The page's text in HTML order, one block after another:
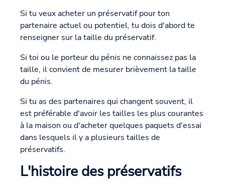
Si tu veux acheter un préservatif pour ton
partenaire actuel ou potentiel, tu dois d'abord te
renseigner sur la taille du préservatif.
Si toi ou le porteur du pénis ne connaissez pas la
taille, il convient de mesurer brièvement la taille
du pénis.
Si tu as des partenaires qui changent souvent, il
est préférable d'avoir les tailles les plus courantes
à la maison ou d'acheter quelques paquets d'essai
dans lesquels il y a plusieurs tailles de
préservatifs.
L'histoire des préservatifs